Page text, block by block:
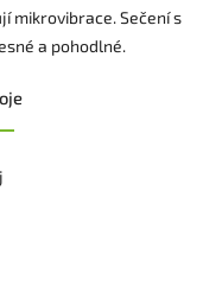
mikrovibrace. Sečení s
a pohodlné.